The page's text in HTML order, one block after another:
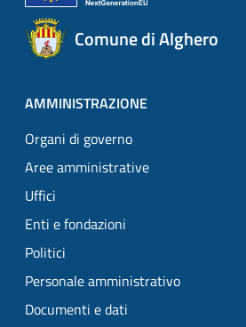
Comune di Alghero
AMMINISTRAZIONE
Organi di governo
Aree amministrative
Uffici
Enti e fondazioni
Politici
Personale amministrativo
Documenti e dati